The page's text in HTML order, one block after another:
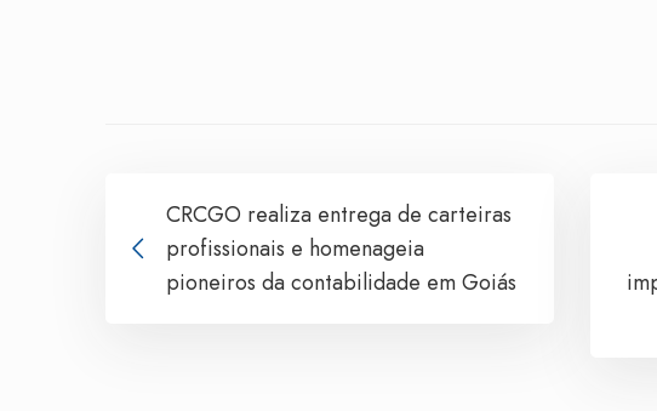
CRCGO realiza entrega de carteiras
profissionais e homenageia
pioneiros da contabilidade em Goiás